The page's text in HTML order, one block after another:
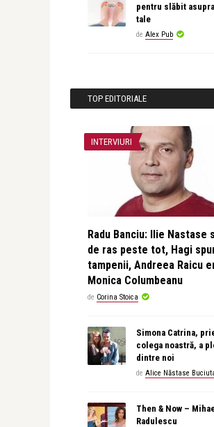
pentru slăbit
tale
de Alex Pub
TOP EDITORIALE
INTERVIURI
Radu Banciu: Ilie Nastase
de ras peste tot, Hagi
tampenii, Andreea Raicu
Monica Columbeanu
de Corina Stoica
Simona Catrina,
colega noastră, a
dintre noi
de Alice Năstase
Then & Now –
Radulescu